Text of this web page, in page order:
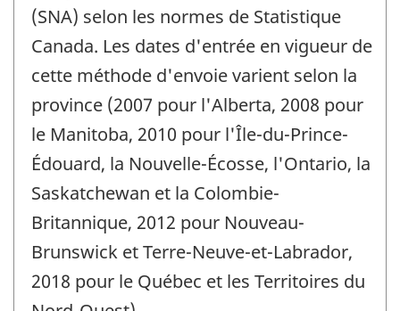
(SNA) selon les normes de Statistique
Canada. Les dates d'entrée en vigueur de
cette méthode d'envoie varient selon la
province (2007 pour l'Alberta, 2008 pour
le Manitoba, 2010 pour l'Île-du-Prince-
Édouard, la Nouvelle-Écosse, l'Ontario, la
Saskatchewan et la Colombie-
Britannique, 2012 pour Nouveau-
Brunswick et Terre-Neuve-et-Labrador,
2018 pour le Québec et les Territoires du